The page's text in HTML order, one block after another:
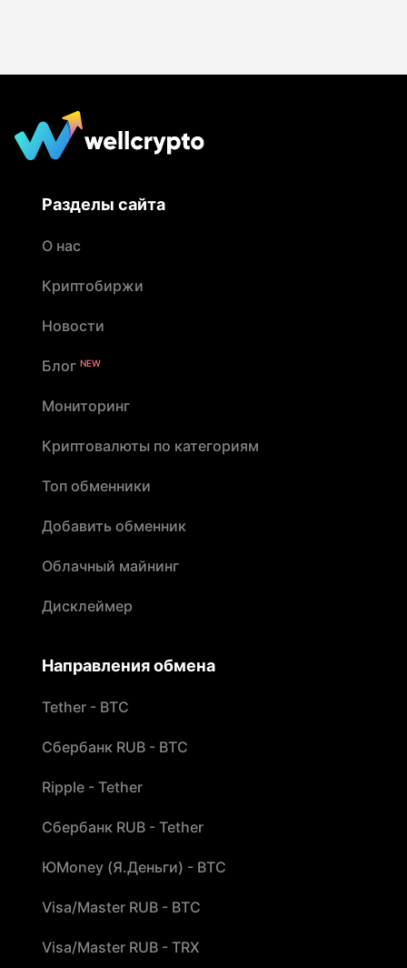
Разделы сайта
О нас
Криптобиржи
Новости
Блог NEW
Мониторинг
Криптовалюты по категориям
Топ обменники
Добавить обменник
Облачный майнинг
Дисклеймер
Направления обмена
Tether - BTC
Сбербанк RUB - BTC
Ripple - Tether
Сбербанк RUB - Tether
ЮMoney (Я.Деньги) - BTC
Visa/Master RUB - BTC
Visa/Master RUB - TRX